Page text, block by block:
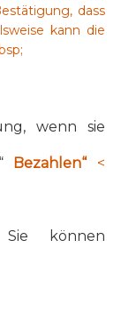
dass
kann die
wenn sie
Bezahlen“ <
Sie können